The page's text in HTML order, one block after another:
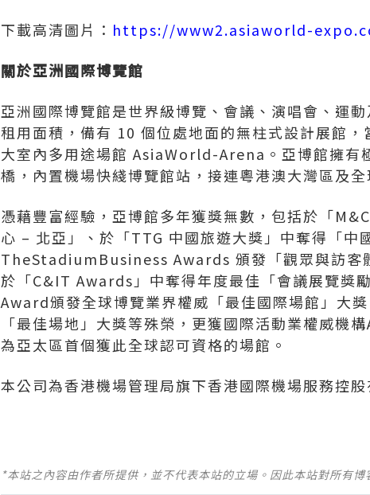
下載高清圖片： https://www2.asiaworld-
關於亞洲國際博覽館
亞洲國際博覽館是世界級博覽、會議、演唱會、運
租用面積，備有 10 個位處地面的無柱式設計展館
大室內多用途場館 AsiaWorld-Arena。亞博館擁有
橋，內置機場快綫博覽館站，接連粵港澳大灣區及全
憑藉豐富經驗，亞博館多年獲獎無數，包括於「
心 – 北亞」、於「TTG 中國旅遊大獎」中奪得「中
TheStadiumBusiness Awards 頒發「觀眾與訪客
於「C&IT Awards」中奪得年度最佳「會議展覽獎
Award頒發全球博覽業界權威「最佳國際場館」大
「最佳場地」大獎等殊榮，更獲國際活動業權威
為亞太區首個獲此全球認可資格的場館。
本公司為香港機場管理局旗下香港國際機場服務控股
*本站之內容由作者所提供，並不代表本站的立場。因此本站對所有